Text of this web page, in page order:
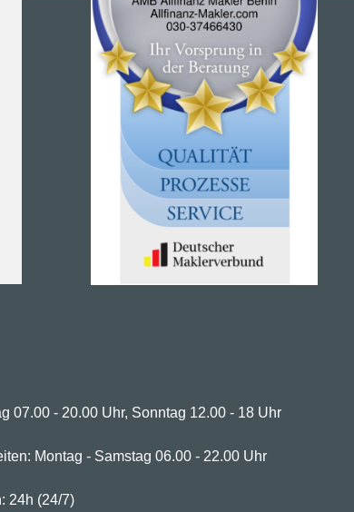
07.00 - 20.00 Uhr, Sonntag 12.00 - 18 Uhr
Montag - Samstag 06.00 - 22.00 Uhr
24h (24/7)